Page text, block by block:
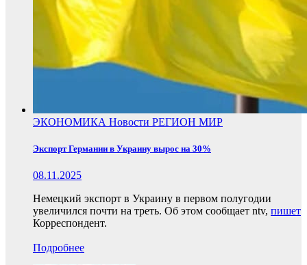
ЭКОНОМИКА Новости РЕГИОН МИР
Экспорт Германии в Украину вырос на 30%
08.11.2025
Немецкий экспорт в Украину в первом полугодии
увеличился почти на треть. Об этом сообщает ntv, пишет
Корреспондент.
Подробнее